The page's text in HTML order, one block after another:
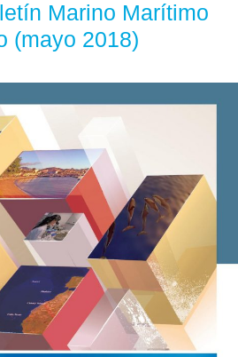
Marino Marítimo
(mayo 2018)